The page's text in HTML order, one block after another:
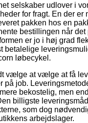
selskaber udlover i
for fragt. En der er
pakken hos en
bestillingen når
er jo i høj grad
betalelige
løbecykel.
vælge at vælge at få
på job.
bekostelig, men
billigste
som dog
arbejdslager.